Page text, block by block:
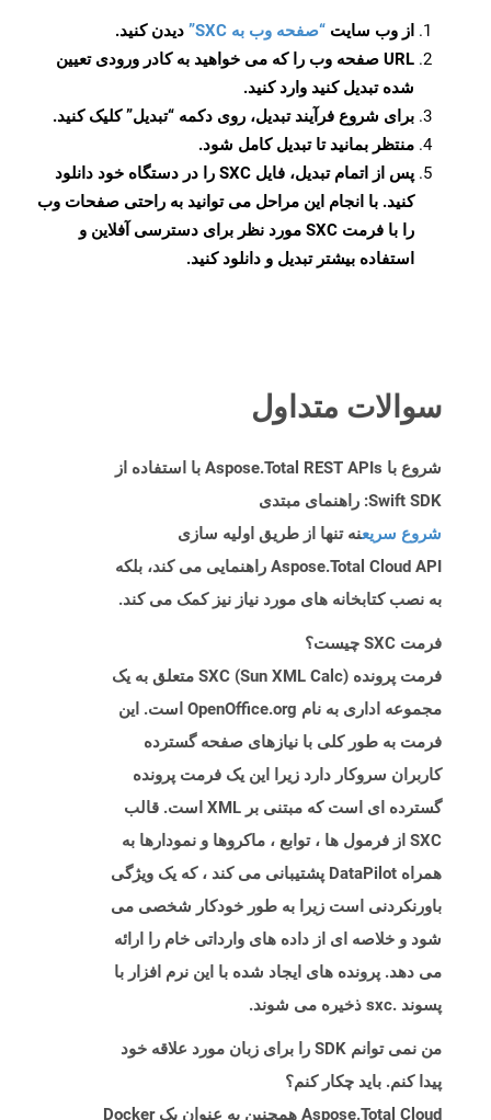
از وب سایت “صفحه وب به SXC”
دیدن کنید.
URL صفحه وب را که می خواهید به کادر ورودی تعیین
شده تبدیل کنید وارد کنید.
برای شروع فرآیند تبدیل، روی دکمه “تبدیل” کلیک کنید.
منتظر بمانید تا تبدیل کامل شود.
پس از اتمام تبدیل، فایل SXC را در دستگاه خود دانلود
کنید. با انجام این مراحل می توانید به راحتی صفحات وب
را با فرمت SXC مورد نظر برای دسترسی آفلاین و
استفاده بیشتر تبدیل و دانلود کنید.
سوالات متداول
شروع با Aspose.Total REST APIs با استفاده از
Swift SDK: راهنمای مبتدی
شروع سریعنه تنها از طریق اولیه سازی
Aspose.Total Cloud API راهنمایی می کند، بلکه
به نصب کتابخانه های مورد نیاز نیز کمک می کند.
فرمت SXC چیست؟
فرمت پرونده SXC (Sun XML Calc) متعلق به یک
مجموعه اداری به نام OpenOffice.org است. این
فرمت به طور کلی با نیازهای صفحه گسترده
کاربران سروکار دارد زیرا این یک فرمت پرونده
گسترده ای است که مبتنی بر XML است. قالب
SXC از فرمول ها ، توابع ، ماکروها و نمودارها به
همراه DataPilot پشتیبانی می کند ، که یک ویژگی
باورنکردنی است زیرا به طور خودکار شخصی می
شود و خلاصه ای از داده های وارداتی خام را ارائه
می دهد. پرونده های ایجاد شده با این نرم افزار با
پسوند .sxc ذخیره می شوند.
من نمی توانم SDK را برای زبان مورد علاقه خود
پیدا کنم. باید چکار کنم؟
Aspose.Total Cloud همچنین به عنوان یک Docker